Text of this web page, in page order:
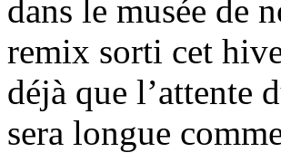
dans le musée de
remix sorti cet
déjà que l’attente
sera longue